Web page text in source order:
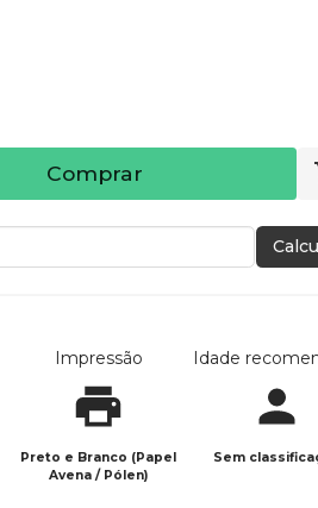
Comprar
Impressão
Preto e Branco (Papel
Avena / Pólen)
Idade
Sem